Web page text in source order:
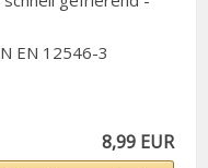
EN 12546-3
8,99 EUR